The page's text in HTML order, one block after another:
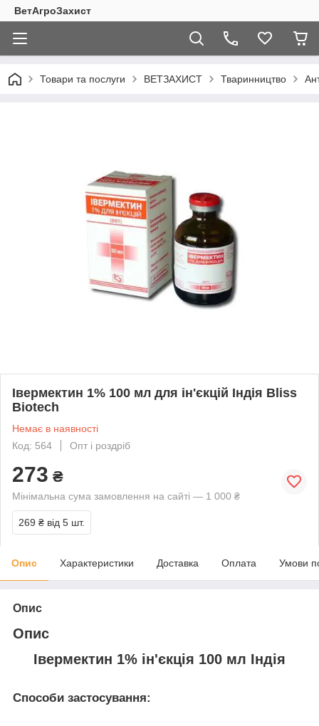
ВетАгроЗахист
Товари та послуги ВЕТЗАХИСТ Тваринництво
Івермектин 1% 100 мл для ін'єкцій Індія Bliss
Biotech
Немає в наявності
Код: 564
Опт і роздріб
273 ₴
Мінімальна сума замовлення на сайті — 1 000 ₴
269 ₴ від 5 шт.
Опис Характеристики Доставка Оплата Умови
Опис
Опис
Івермектин 1% ін'єкція 100 мл Індія
Способи застосування: